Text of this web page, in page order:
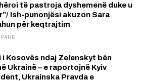
të pastroja dyshemenë duke u
Ish-punonjësi akuzon Sara
për keqtrajtim
PARË
i Kosovës ndaj Zelenskyt bën
Ukrainë – e raportojnë Kyiv
Ukrainska Pravda e